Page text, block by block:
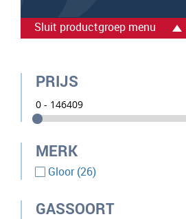
Sluit productgroep menu
PRIJS
MERK
Gloor 26producten
GASSOORT